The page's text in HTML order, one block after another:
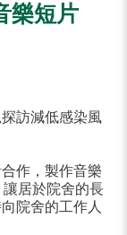
樂短片
訪減低感染風
作，製作音樂
居於院舍的長
院舍的工作人